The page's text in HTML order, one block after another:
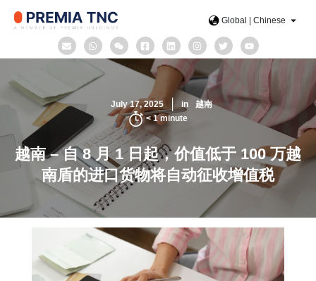
Global | Chinese
July 17, 2025 in
越南
< 1 minute
越南 – 自 8 月 1 日起，价值低于 100 万越
南盾的进口货物将自动征收增值税